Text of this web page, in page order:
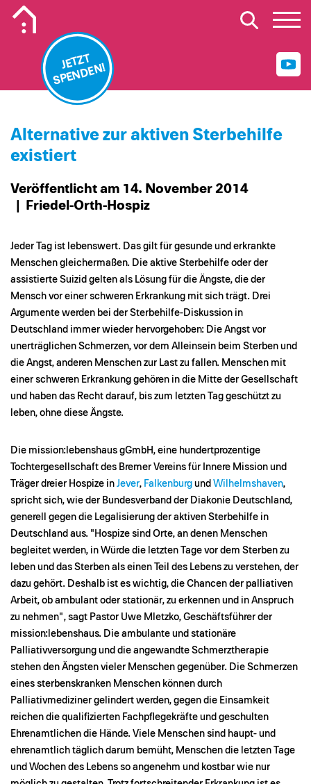
JETZT
SPENDEN!
Alternative zur aktiven Sterbehilfe
existiert
Veröffentlicht am 14. November 2014
| Friedel-Orth-Hospiz
Jeder Tag ist lebenswert. Das gilt für gesunde und erkrankte
Menschen gleichermaßen. Die aktive Sterbehilfe oder der
assistierte Suizid gelten als Lösung für die Ängste, die der
Mensch vor einer schweren Erkrankung mit sich trägt. Drei
Argumente werden bei der Sterbehilfe-Diskussion in
Deutschland immer wieder hervorgehoben: Die Angst vor
unerträglichen Schmerzen, vor dem Alleinsein beim Sterben und
die Angst, anderen Menschen zur Last zu fallen. Menschen mit
einer schweren Erkrankung gehören in die Mitte der Gesellschaft
und haben das Recht darauf, bis zum letzten Tag geschützt zu
leben, ohne diese Ängste.
Die mission:lebenshaus gGmbH, eine hundertprozentige
Tochtergesellschaft des Bremer Vereins für Innere Mission und
Träger dreier Hospize in Jever, Falkenburg und Wilhelmshaven,
spricht sich, wie der Bundesverband der Diakonie Deutschland,
generell gegen die Legalisierung der aktiven Sterbehilfe in
Deutschland aus. "Hospize sind Orte, an denen Menschen
begleitet werden, in Würde die letzten Tage vor dem Sterben zu
leben und das Sterben als einen Teil des Lebens zu verstehen, der
dazu gehört. Deshalb ist es wichtig, die Chancen der palliativen
Arbeit, ob ambulant oder stationär, zu erkennen und in Anspruch
zu nehmen", sagt Pastor Uwe Mletzko, Geschäftsführer der
mission:lebenshaus. Die ambulante und stationäre
Palliativversorgung und die angewandte Schmerztherapie
stehen den Ängsten vieler Menschen gegenüber. Die Schmerzen
eines sterbenskranken Menschen können durch
Palliativmediziner gelindert werden, gegen die Einsamkeit
reichen die qualifizierten Fachpflegekräfte und geschulten
Ehrenamtlichen die Hände. Viele Menschen sind haupt- und
ehrenamtlich täglich darum bemüht, Menschen die letzten Tage
und Wochen des Lebens so angenehm und kostbar wie nur
Mobiles Logo Mission Lebenshaus